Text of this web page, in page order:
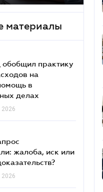
материалы
практику
на
в
делах
2026
жалоба, иск или
2026